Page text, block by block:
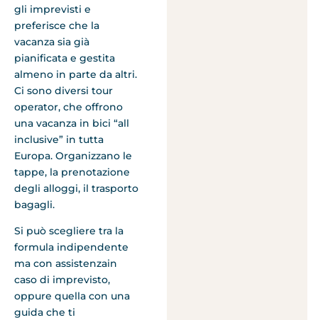
gli imprevisti e
preferisce che la
vacanza sia già
pianificata e gestita
almeno in parte da altri.
Ci sono diversi tour
operator, che offrono
una vacanza in bici “all
inclusive” in tutta
Europa. Organizzano le
tappe, la prenotazione
degli alloggi, il trasporto
bagagli.
Si può scegliere tra la
formula indipendente
ma con assistenzain
caso di imprevisto,
oppure quella con una
guida che ti